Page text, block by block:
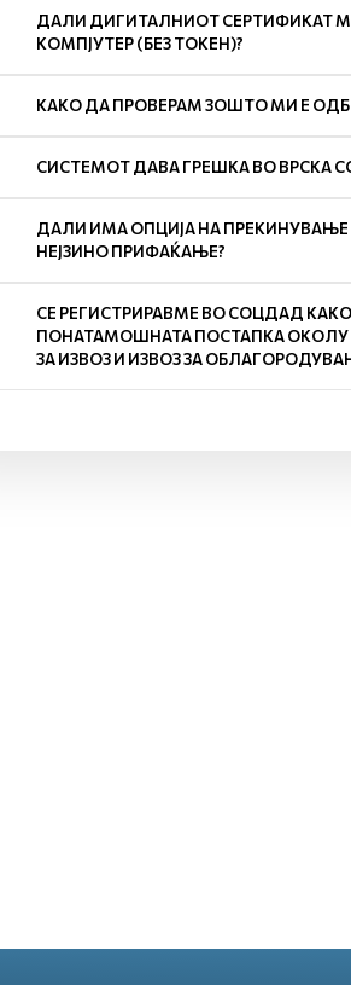
ДАЛИ ДИГИТАЛНИОТ СЕРТИФИКАТ
КОМПЈУТЕР (БЕЗ ТОКЕН)?
КАКО ДА ПРОВЕРАМ ЗОШТО МИ Е
СИСТЕМОТ ДАВА ГРЕШКА ВО ВРСКА
ДАЛИ ИМА ОПЦИЈА НА
НЕЈЗИНО ПРИФАЌАЊЕ?
СЕ РЕГИСТРИРАВМЕ ВО СОЦДАД
ПОНАТАМОШНАТА ПОСТАПКА ОКОЛУ
ЗА ИЗВОЗ И ИЗВОЗ ЗА